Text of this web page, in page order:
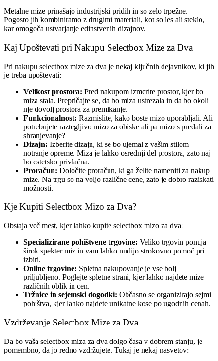
Metalne mize prinašajo industrijski pridih in so zelo trpežne.
Pogosto jih kombiniramo z drugimi materiali, kot so les ali steklo,
kar omogoča ustvarjanje edinstvenih dizajnov.
Kaj Upoštevati pri Nakupu Selectbox Mize za Dva
Pri nakupu selectbox mize za dva je nekaj ključnih dejavnikov, ki jih
je treba upoštevati:
Velikost prostora: Pred nakupom izmerite prostor, kjer bo
miza stala. Prepričajte se, da bo miza ustrezala in da bo okoli
nje dovolj prostora za premikanje.
Funkcionalnost: Razmislite, kako boste mizo uporabljali. Ali
potrebujete raztegljivo mizo za obiske ali pa mizo s predali za
shranjevanje?
Dizajn: Izberite dizajn, ki se bo ujemal z vašim stilom
notranje opreme. Miza je lahko osrednji del prostora, zato naj
bo estetsko privlačna.
Proračun: Določite proračun, ki ga želite nameniti za nakup
mize. Na trgu so na voljo različne cene, zato je dobro raziskati
možnosti.
Kje Kupiti Selectbox Mizo za Dva?
Obstaja več mest, kjer lahko kupite selectbox mizo za dva:
Specializirane pohištvene trgovine: Veliko trgovin ponuja
širok spekter miz in vam lahko nudijo strokovno pomoč pri
izbiri.
Online trgovine: Spletna nakupovanje je vse bolj
priljubljeno. Poglejte spletne strani, kjer lahko najdete mize
različnih oblik in cen.
Tržnice in sejemski dogodki: Občasno se organizirajo sejmi
pohištva, kjer lahko najdete unikatne kose po ugodnih cenah.
Vzdrževanje Selectbox Mize za Dva
Da bo vaša selectbox miza za dva dolgo časa v dobrem stanju, je
pomembno, da jo redno vzdržujete. Tukaj je nekaj nasvetov: